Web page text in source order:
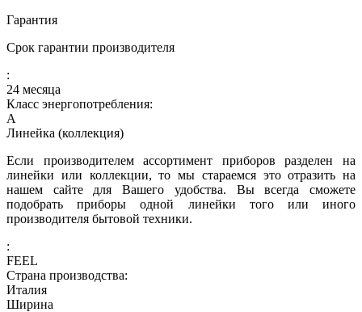
Гарантия
Срок гарантии производителя
:
24 месяца
Класс энергопотребления:
A
Линейка (коллекция)
Если производителем ассортимент приборов разделен на
линейки или коллекции, то мы стараемся это отразить на
нашем сайте для Вашего удобства. Вы всегда сможете
подобрать приборы одной линейки того или иного
производителя бытовой техники.
:
FEEL
Страна производства:
Италия
Ширина